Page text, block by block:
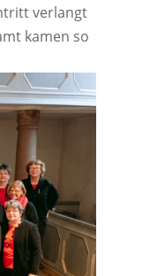
verlangt
kamen so